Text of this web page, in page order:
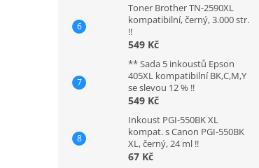
Toner Brother TN-2590XL
kompatibilní, černý, 3.000 str.
!!
549 Kč
** Sada 5 inkoustů Epson
405XL kompatibilní BK,C,M,Y
se slevou 12 % !!
549 Kč
Inkoust PGI-550BK XL
kompat. s Canon PGI-550BK
XL, černý, 24 ml !!
67 Kč